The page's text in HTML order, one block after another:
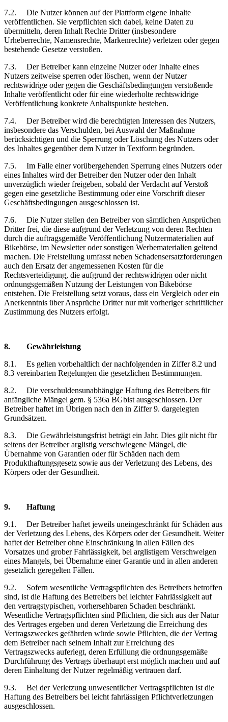
7.2.
Die Nutzer können auf der Plattform eigene Inhalte
veröffentlichen. Sie verpflichten sich dabei, keine Daten zu
übermitteln, deren Inhalt Rechte Dritter (insbesondere
Urheberrechte, Namensrechte, Markenrechte) verletzen oder gegen
bestehende Gesetze verstoßen.
7.3.
Der Betreiber kann einzelne Nutzer oder Inhalte eines
Nutzers zeitweise sperren oder löschen, wenn der Nutzer
rechtswidrige oder gegen die Geschäftsbedingungen verstoßende
Inhalte veröffentlicht oder für eine wiederholte rechtswidrige
Veröffentlichung konkrete Anhaltspunkte bestehen.
7.4.
Der Betreiber wird die berechtigten Interessen des Nutzers,
insbesondere das Verschulden, bei Auswahl der Maßnahme
berücksichtigen und die Sperrung oder Löschung des Nutzers oder
des Inhaltes gegenüber dem Nutzer in Textform begründen.
7.5.
Im Falle einer vorübergehenden Sperrung eines Nutzers oder
eines Inhaltes wird der Betreiber den Nutzer oder den Inhalt
unverzüglich wieder freigeben, sobald der Verdacht auf Verstoß
gegen eine gesetzliche Bestimmung oder eine Vorschrift dieser
Geschäftsbedingungen ausgeschlossen ist.
7.6.
Die Nutzer stellen den Betreiber von sämtlichen Ansprüchen
Dritter frei, die diese aufgrund der Verletzung von deren Rechten
durch die auftragsgemäße Veröffentlichung Nutzermaterialien auf
Bikebörse, im Newsletter oder sonstigen Werbematerialien geltend
machen. Die Freistellung umfasst neben Schadensersatzforderungen
auch den Ersatz der angemessenen Kosten für die
Rechtsverteidigung, die aufgrund der rechtswidrigen oder nicht
ordnungsgemäßen Nutzung der Leistungen von Bikebörse
entstehen. Die Freistellung setzt voraus, dass ein Vergleich oder ein
Anerkenntnis über Ansprüche Dritter nur mit vorheriger schriftlicher
Zustimmung des Nutzers erfolgt.
8.
Gewährleistung
8.1.
Es gelten vorbehaltlich der nachfolgenden in Ziffer 8.2 und
8.3 vereinbarten Regelungen die gesetzlichen Bestimmungen.
8.2.
Die verschuldensunabhängige Haftung des Betreibers für
anfängliche Mängel gem. § 536a BGbist ausgeschlossen. Der
Betreiber haftet im Übrigen nach den in Ziffer 9. dargelegten
Grundsätzen.
8.3.
Die Gewährleistungsfrist beträgt ein Jahr. Dies gilt nicht für
seitens der Betreiber arglistig verschwiegene Mängel, die
Übernahme von Garantien oder für Schäden nach dem
Produkthaftungsgesetz sowie aus der Verletzung des Lebens, des
Körpers oder der Gesundheit.
9.
Haftung
9.1.
Der Betreiber haftet jeweils uneingeschränkt für Schäden aus
der Verletzung des Lebens, des Körpers oder der Gesundheit. Weiter
haftet der Betreiber ohne Einschränkung in allen Fällen des
Vorsatzes und grober Fahrlässigkeit, bei arglistigem Verschweigen
eines Mangels, bei Übernahme einer Garantie und in allen anderen
gesetzlich geregelten Fällen.
9.2.
Sofern wesentliche Vertragspflichten des Betreibers betroffen
sind, ist die Haftung des Betreibers bei leichter Fahrlässigkeit auf
den vertragstypischen, vorhersehbaren Schaden beschränkt.
Wesentliche Vertragspflichten sind Pflichten, die sich aus der Natur
des Vertrages ergeben und deren Verletzung die Erreichung des
Vertragszweckes gefährden würde sowie Pflichten, die der Vertrag
dem Betreiber nach seinem Inhalt zur Erreichung des
Vertragszwecks auferlegt, deren Erfüllung die ordnungsgemäße
Durchführung des Vertrags überhaupt erst möglich machen und auf
deren Einhaltung der Nutzer regelmäßig vertrauen darf.
9.3.
Bei der Verletzung unwesentlicher Vertragspflichten ist die
Haftung des Betreibers bei leicht fahrlässigen Pflichtverletzungen
ausgeschlossen.